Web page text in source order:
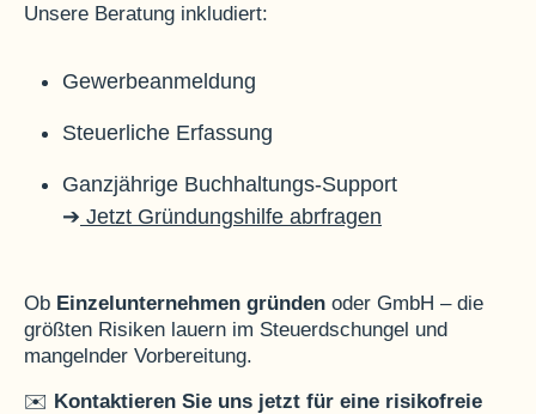
Unsere Beratung inkludiert:
Gewerbeanmeldung
Steuerliche Erfassung
Ganzjährige Buchhaltungs-Support
➔ Jetzt Gründungshilfe abrfragen
Ob Einzelunternehmen gründen oder GmbH – die
größten Risiken lauern im Steuerdschungel und
mangelnder Vorbereitung.
✉️ Kontaktieren Sie uns jetzt für eine risikofreie